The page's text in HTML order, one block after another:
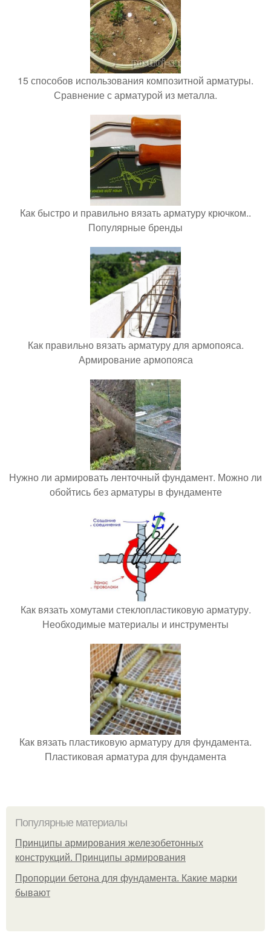
15 способов использования композитной арматуры.
Сравнение с арматурой из металла.
Как быстро и правильно вязать арматуру крючком..
Популярные бренды
Как правильно вязать арматуру для армопояса.
Армирование армопояса
Нужно ли армировать ленточный фундамент. Можно ли
обойтись без арматуры в фундаменте
Как вязать хомутами стеклопластиковую арматуру.
Необходимые материалы и инструменты
Как вязать пластиковую арматуру для фундамента.
Пластиковая арматура для фундамента
Популярные материалы
Принципы армирования железобетонных
конструкций. Принципы армирования
Пропорции бетона для фундамента. Какие марки
бывают